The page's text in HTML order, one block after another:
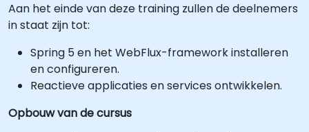
Aan het einde van deze training zullen de deelnemers
in staat zijn tot:
Spring 5 en het WebFlux-framework installeren
en configureren.
Reactieve applicaties en services ontwikkelen.
Opbouw van de cursus